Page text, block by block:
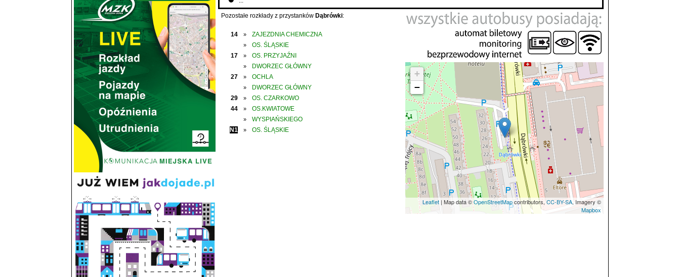
Pozostałe rozkłady z przystanków Dąbrówki:
14 » ZAJEZDNIA CHEMICZNA
»
OS. ŚLĄSKIE
17
» OS. PRZYJAŹNI
»
DWORZEC GŁÓWNY
27
» OCHLA
»
DWORZEC GŁÓWNY
29
»
OS. CZARKOWO
44
» OS.KWIATOWE
»
WYSPIAŃSKIEGO
N1
» OS. ŚLĄSKIE
+
−
Leaflet | Map data ©OpenStreetMapcontributors, CC-BY-SA, Imagery ©
Mapbox